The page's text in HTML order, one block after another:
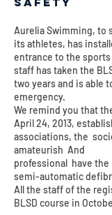
Aurelia Swimming, to
its athletes, has
entrance to the
staff has taken the
two years and is able
emergency.
We remind you that
April 24, 2013,
associations, the
amateurish And
professional have
semi-automatic
All the staff of the
BLSD course in